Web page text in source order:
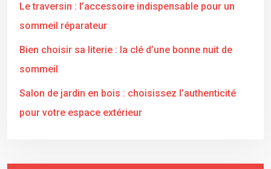
Le traversin : l’accessoire indispensable pour un
sommeil réparateur
Bien choisir sa literie : la clé d’une bonne nuit de
sommeil
Salon de jardin en bois : choisissez l’authenticité
pour votre espace extérieur